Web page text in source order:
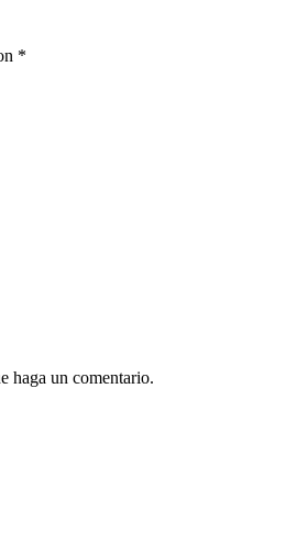
*
haga un comentario.